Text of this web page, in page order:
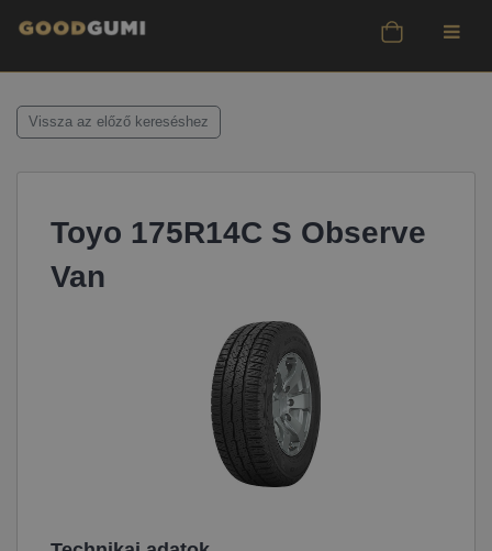
Vissza az előző kereséshez
Toyo 175R14C S Observe
Van